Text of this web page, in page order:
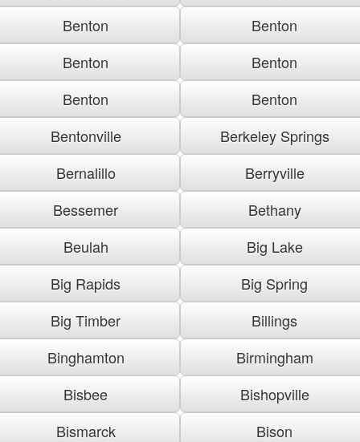
Benton
Benton
Benton
Benton
Benton
Benton
Bentonville
Berkeley Springs
Bernalillo
Berryville
Bessemer
Bethany
Beulah
Big Lake
Big Rapids
Big Spring
Big Timber
Billings
Binghamton
Birmingham
Bisbee
Bishopville
Bismarck
Bison